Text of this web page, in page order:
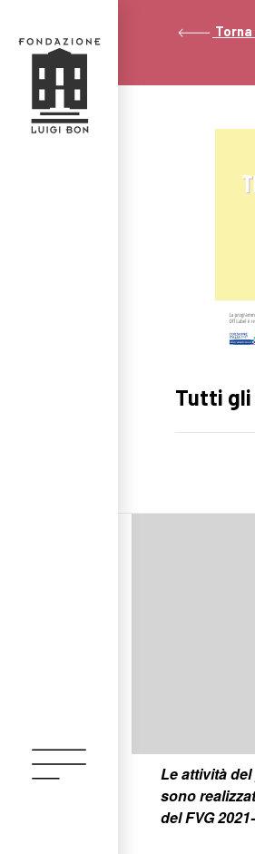
Tutti gli
Le attività del
sono
del FVG